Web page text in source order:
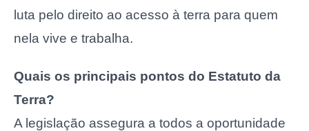
luta pelo direito ao acesso à terra para quem
nela vive e trabalha.
Quais os principais pontos do Estatuto da
Terra?
A legislação assegura a todos a oportunidade